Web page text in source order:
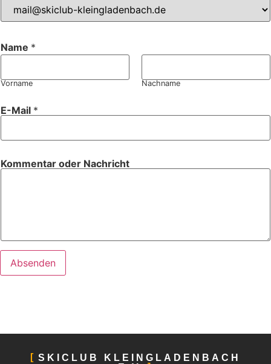
Name *
Vorname Nachname
E-Mail *
Kommentar oder Nachricht
Absenden
SKICLUB KLEINGLADENBACH